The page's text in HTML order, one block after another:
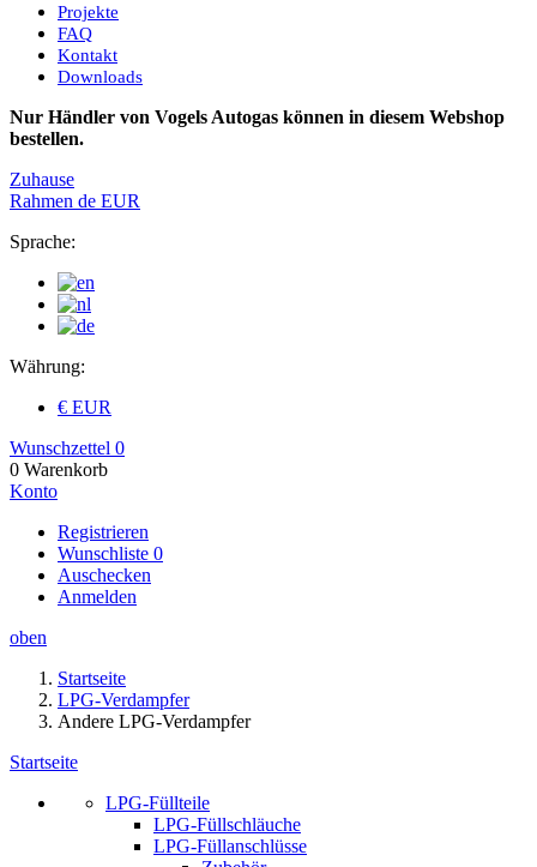
Projekte
FAQ
Kontakt
Downloads
Nur Händler von Vogels Autogas können in diesem Webshop
bestellen.
Zuhause
Rahmen de EUR
Sprache:
Währung:
€ EUR
Wunschzettel 0
0 Warenkorb
Konto
Registrieren
Wunschliste 0
Auschecken
Anmelden
oben
Startseite
LPG-Verdampfer
Andere LPG-Verdampfer
Startseite
LPG-Füllteile
LPG-Füllschläuche
LPG-Füllanschlüsse